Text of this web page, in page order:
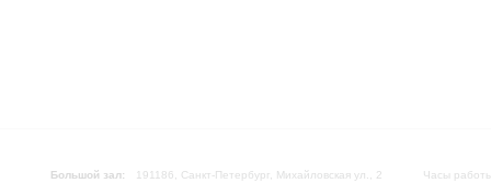
Большой зал:
191186, Санкт-Петербург, Михайловская ул., 2
Часы